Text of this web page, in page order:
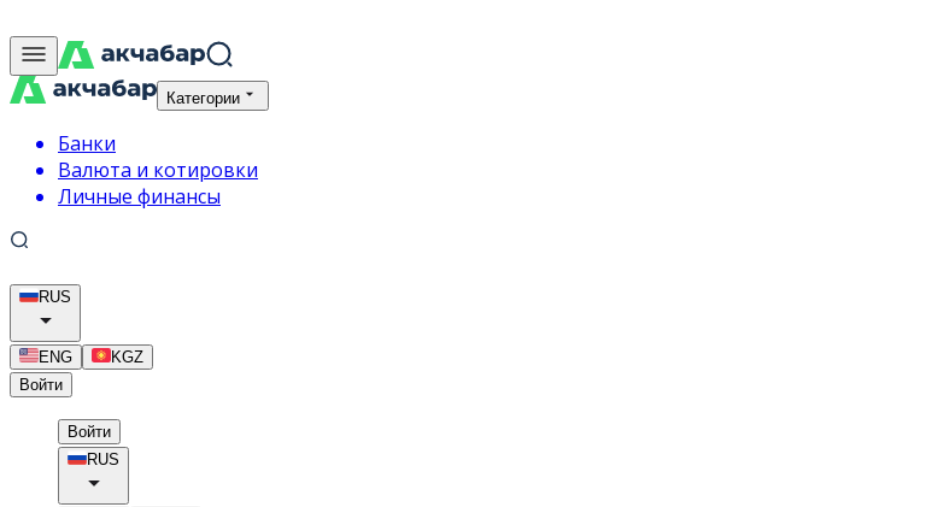
Категории
Банки
Валюта и котировки
Личные финансы
RUS
ENG
KGZ
Войти
Войти
RUS